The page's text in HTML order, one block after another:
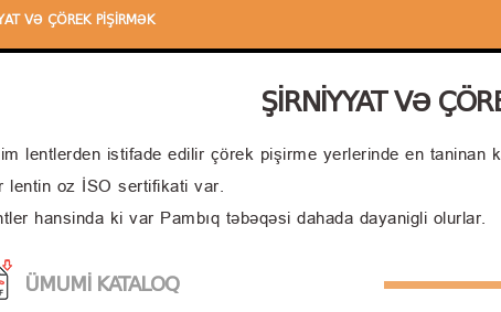
VƏ ÇÖREK PIŞIRMƏK
ŞIRNIYYAT VƏ
lentlerden istifade edilir çörek pişirme yerlerinde en taninan
lentin oz İSO sertifikati var.
hansinda ki var Pambıq təbəqəsi dahada dayanigli olurlar.
ÜMUMI KATALOQ